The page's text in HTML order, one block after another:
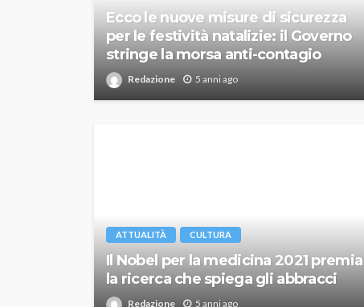
Ecco le nuove misure di sicurezza
per le festività natalizie: il Governo
stringe la morsa anti-contagio
Redazione 5 anni ago
ATTUALITÀ CULTURA
Il Nobel per la medicina 2021 premia
la ricerca che spiega gli abbracci
Redazione 5 anni ago